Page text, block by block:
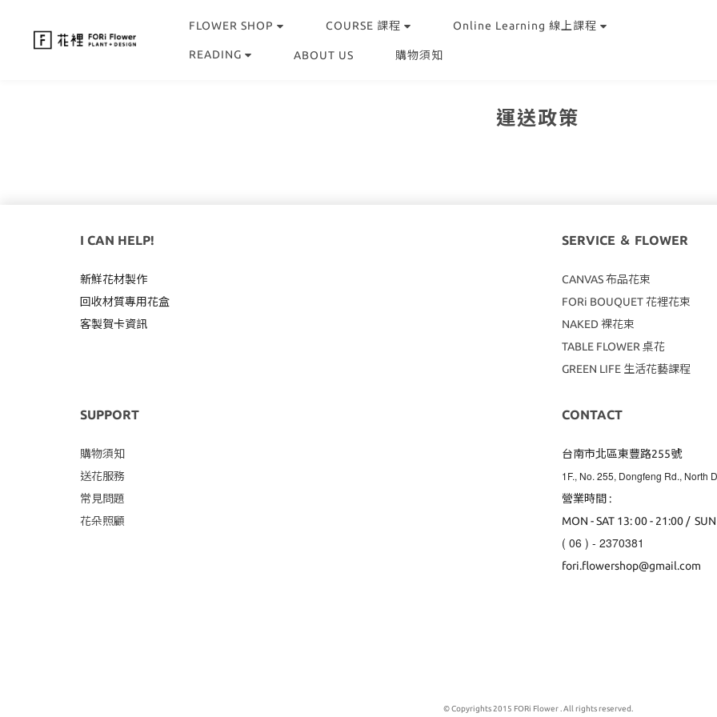
FLOWER SHOP COURSE 課程 Online Learning 線上課程
READING ABOUT US 購物須知
運送政策
I CAN HELP!
新鮮花材製作
回收材質專用花盒
客製賀卡資訊
SERVICE ＆ FLOWER
CANVAS布品花束
FORi BOUQUET 花裡花束
NAKED 裸花束
TABLE FLOWER 桌花
GREEN LIFE 生活花藝課程
SUPPORT
購物須知
送花服務
常見問題
花朵照顧
CONTACT
台南市北區東豐路255號
1F., No. 255, Dongfeng Rd., North
營業時間 :
MON - SAT 13: 00 - 21:00 /
( 06 ) - 2370381
fori.flowershop@gmail.com
© Copyrights 2015 FORi Flower . All rights reserved.